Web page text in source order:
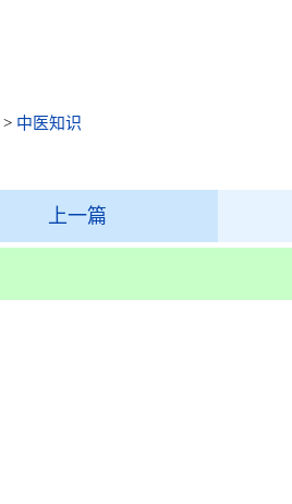
> 中医知识
上一篇